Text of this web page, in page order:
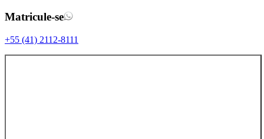
Matricule-se
+55 (41) 2112-8111